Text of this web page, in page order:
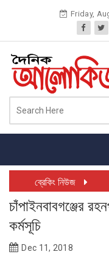
Friday,
ব্রেকিং নিউজ
চাঁপাইনবাবগঞ্জের
কর্মসূচি
Dec 11, 2018